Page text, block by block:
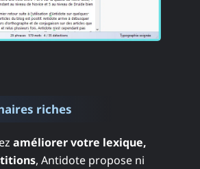
riches
améliorer votre lexique,
, Antidote propose ni